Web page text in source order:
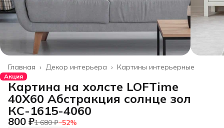
Картины интерьерные
Декор интерьера ›
Главная ›
Акция
Картина на холсте LOFTime
40Х60 Абстракция солнце зол
КС-1615-4060
800 ₽1 680 ₽−52%